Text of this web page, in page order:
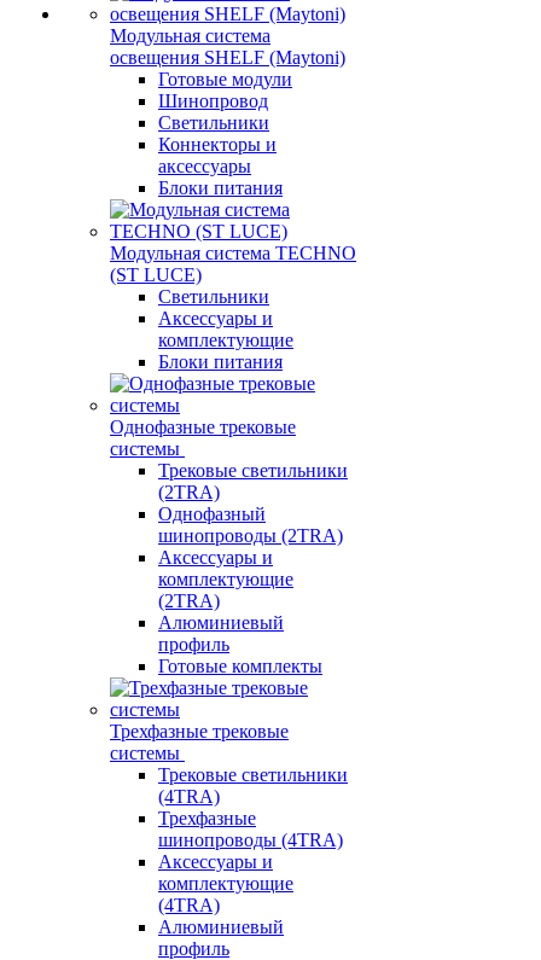
Модульная система
освещения SHELF (Maytoni)
Готовые модули
Шинопровод
Светильники
Коннекторы и
аксессуары
Блоки питания
Модульная система TECHNO
(ST LUCE)
Светильники
Аксессуары и
комплектующие
Блоки питания
Однофазные трековые
системы
Трековые светильники
(2TRA)
Однофазный
шинопроводы (2TRA)
Аксессуары и
комплектующие
(2TRA)
Алюминиевый
профиль
Готовые комплекты
Трехфазные трековые
системы
Трековые светильники
(4TRA)
Трехфазные
шинопроводы (4TRA)
Аксессуары и
комплектующие
(4TRA)
Алюминиевый
профиль